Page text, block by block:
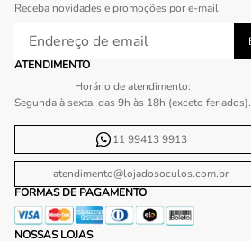
Receba novidades e promoções por e-mail
ATENDIMENTO
Horário de atendimento:
Segunda à sexta, das 9h às 18h (exceto feriados).
11 99413 9913
atendimento@lojadosoculos.com.br
FORMAS DE PAGAMENTO
NOSSAS LOJAS